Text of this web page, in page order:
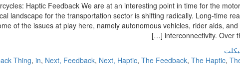
Haptic Feedback We are at an interesting point in time for the
landscape for the transportation sector is shifting radically. Long-time
of the issues at play here, namely autonomous vehicles, rider aids, and
interconnectivity. Over
Thing, in, Next, Feedback, Next, Haptic, The Feedback, The Haptic,